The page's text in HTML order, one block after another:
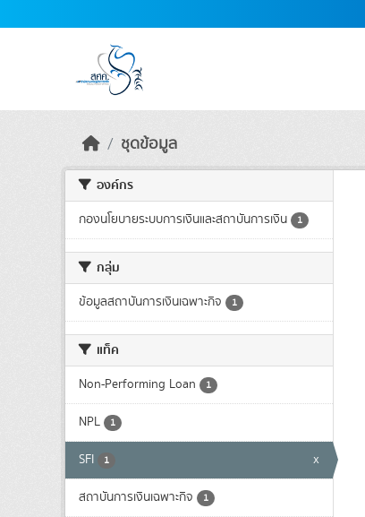
ชุดข้อมูล
องค์กร
กองนโยบายระบบการเงินและสถาบันการเงิน 1
กลุ่ม
ข้อมูลสถาบันการเงินเฉพาะกิจ 1
แท็ค
Non-Performing Loan 1
NPL 1
SFI 1 x
สถาบันการเงินเฉพาะกิจ 1